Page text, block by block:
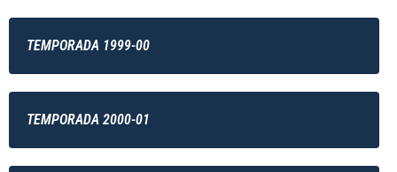
TEMPORADA 1999-00
TEMPORADA 2000-01